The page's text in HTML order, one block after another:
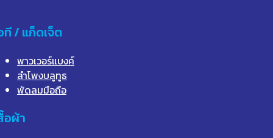
ที / แก็ดเจ็ต
พาวเวอร์แบงค์
ลำโพงบลูทูธ
พัดลมมือถือ
อผ้า